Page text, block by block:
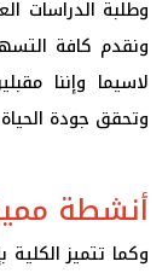
وطلبة الدراسات
ونقدم كافة
لاسيما وإننا
وتحقق جودة
أنشطة
وكما تتميز